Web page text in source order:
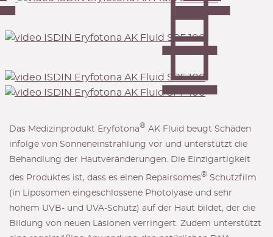
Das Medizinprodukt Eryfotona® AK Fluid beugt Schäden
infolge von Sonneneinstrahlung vor und unterstützt die
Behandlung der Hautveränderungen. Die Einzigartigkeit
des Produktes ist, dass es einen Repairsomes® Schutzfilm
(in Liposomen eingeschlossene Photolyase und sehr
hohem UVB- und UVA-Schutz) auf der Haut bildet, der die
Bildung von neuen Läsionen verringert. Zudem unterstützt